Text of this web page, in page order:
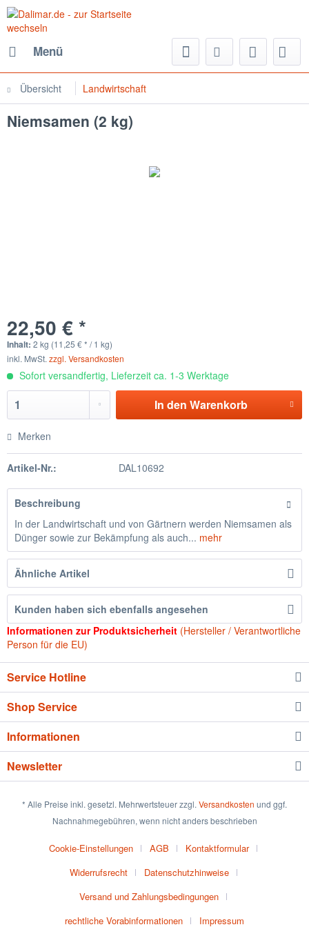
Menü
Übersicht Landwirtschaft
Niemsamen (2 kg)
22,50 € *
Inhalt: 2 kg (11,25 € * / 1 kg)
inkl. MwSt. zzgl. Versandkosten
Sofort versandfertig, Lieferzeit ca. 1-3 Werktage
In den Warenkorb
Merken
Artikel-Nr.: DAL10692
Beschreibung
In der Landwirtschaft und von Gärtnern werden Niemsamen als
Dünger sowie zur Bekämpfung als auch... mehr
Ähnliche Artikel
Kunden haben sich ebenfalls angesehen
Informationen zur Produktsicherheit (Hersteller / Verantwortliche
Person für die EU)
Service Hotline
Shop Service
Informationen
Newsletter
* Alle Preise inkl. gesetzl. Mehrwertsteuer zzgl. Versandkosten und ggf.
Nachnahmegebühren, wenn nicht anders beschrieben
Cookie-Einstellungen AGB
Kontaktformular
Widerrufsrecht
Datenschutzhinweise
Versand und Zahlungsbedingungen
rechtliche Vorabinformationen
Impressum